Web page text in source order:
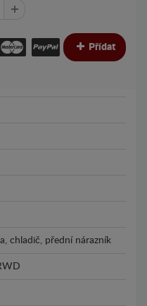
Přídat
chladič, přední nárazník